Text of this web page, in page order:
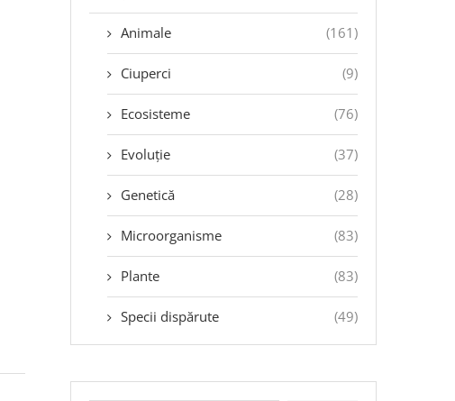
Animale (161)
Ciuperci (9)
Ecosisteme (76)
Evoluție (37)
Genetică (28)
Microorganisme (83)
Plante (83)
Specii dispărute (49)